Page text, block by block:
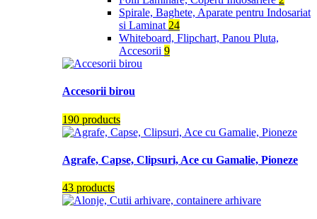
Spirale, Baghete, Aparate pentru Indosariat
si Laminat 24
Whiteboard, Flipchart, Panou Pluta,
Accesorii 9
Accesorii birou
190 products
Agrafe, Capse, Clipsuri, Ace cu Gamalie, Pioneze
43 products